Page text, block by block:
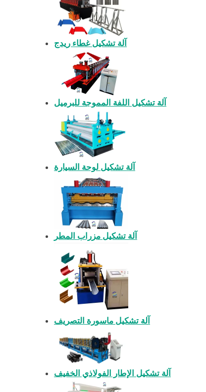
آلة تشكيل غطاء ريدج
آلة تشكيل اللفة المموجة للبرميل
آلة تشكيل لوحة السيارة
آلة تشكيل مزراب المطر
آلة تشكيل ماسورة التصريف
آلة تشكيل الإطار الفولاذي الخفيف